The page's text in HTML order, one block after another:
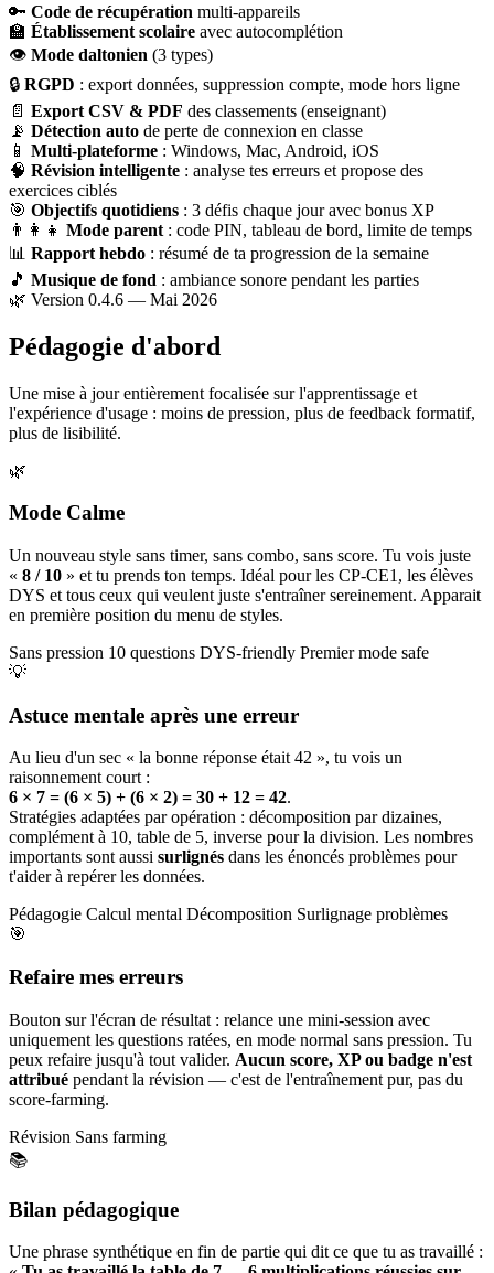
🔑 Code de récupération multi-appareils
🏫 Établissement scolaire avec autocomplétion
👁 Mode daltonien (3 types)
🔒 RGPD : export données, suppression compte, mode hors ligne
📄 Export CSV & PDF des classements (enseignant)
📡 Détection auto de perte de connexion en classe
📱 Multi-plateforme : Windows, Mac, Android, iOS
🧠 Révision intelligente : analyse tes erreurs et propose des
exercices ciblés
🎯 Objectifs quotidiens : 3 défis chaque jour avec bonus XP
👨‍👩‍👧 Mode parent : code PIN, tableau de bord, limite de temps
📊 Rapport hebdo : résumé de ta progression de la semaine
🎵 Musique de fond : ambiance sonore pendant les parties
🌿 Version 0.4.6 — Mai 2026
Pédagogie d'abord
Une mise à jour entièrement focalisée sur l'apprentissage et
l'expérience d'usage : moins de pression, plus de feedback formatif,
plus de lisibilité.
🌿
Mode Calme
Un nouveau style sans timer, sans combo, sans score. Tu vois juste
« 8 / 10 » et tu prends ton temps. Idéal pour les CP-CE1, les élèves
DYS et tous ceux qui veulent juste s'entraîner sereinement. Apparait
en première position du menu de styles.
Sans pression 10 questions DYS-friendly Premier mode safe
💡
Astuce mentale après une erreur
Au lieu d'un sec « la bonne réponse était 42 », tu vois un
raisonnement court :
6 × 7 = (6 × 5) + (6 × 2) = 30 + 12 = 42.
Stratégies adaptées par opération : décomposition par dizaines,
complément à 10, table de 5, inverse pour la division. Les nombres
importants sont aussi surlignés dans les énoncés problèmes pour
t'aider à repérer les données.
Pédagogie Calcul mental Décomposition Surlignage problèmes
🎯
Refaire mes erreurs
Bouton sur l'écran de résultat : relance une mini-session avec
uniquement les questions ratées, en mode normal sans pression. Tu
peux refaire jusqu'à tout valider. Aucun score, XP ou badge n'est
attribué pendant la révision — c'est de l'entraînement pur, pas du
score-farming.
Révision Sans farming
📚
Bilan pédagogique
Une phrase synthétique en fin de partie qui dit ce que tu as travaillé :